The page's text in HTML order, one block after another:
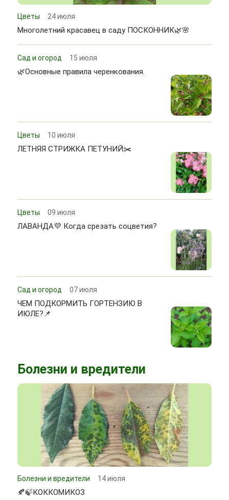
Цветы 24 июля
Многолетний красавец в саду ПОСКОННИК🌿🌸
Сад и огород 15 июля
🌿Основные правила черенкования.
Цветы 10 июля
ЛЕТНЯЯ СТРИЖКА ПЕТУНИЙ✂️
Цветы 09 июля
ЛАВАНДА💜 Когда срезать соцветия?
Сад и огород 07 июля
ЧЕМ ПОДКОРМИТЬ ГОРТЕНЗИЮ В
ИЮЛЕ?📌
Болезни и вредители
Болезни и вредители 14 июля
🍂🍃КОККОМИКОЗ